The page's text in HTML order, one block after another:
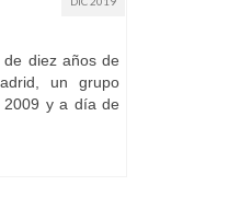
diez años de
un grupo
2009 y a día de